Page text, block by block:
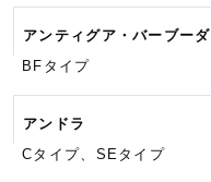
アンティグア・バーブーダ
BFタイプ
アンドラ
Cタイプ、SEタイプ